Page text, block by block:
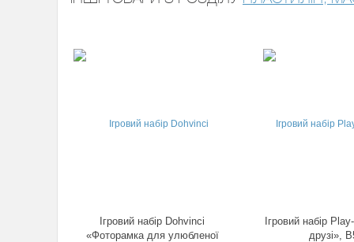
Ігровий набір Dohvinci
«Фоторамка для улюбленої
Ігровий набір
друзі»,